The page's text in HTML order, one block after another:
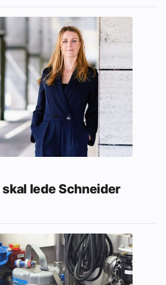
lede Schneider